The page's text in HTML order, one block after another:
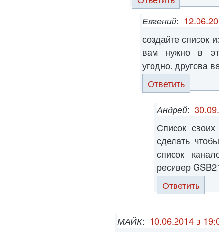
Евгений:
создайте список
вам нужно в
угодно. другова
Ответить
Андрей:
Список
сделать
список
ресивер
Ответить
МАЙК: 10.06.2014 в